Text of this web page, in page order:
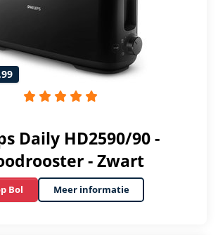
Daily HD2590/90 -
- Zwart
Bol Meer informatie